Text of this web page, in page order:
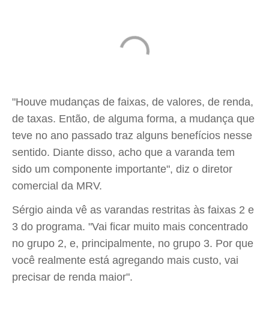
"Houve mudanças de faixas, de valores, de renda,
de taxas. Então, de alguma forma, a mudança que
teve no ano passado traz alguns benefícios nesse
sentido. Diante disso, acho que a varanda tem
sido um componente importante", diz o diretor
comercial da MRV.
Sérgio ainda vê as varandas restritas às faixas 2 e
3 do programa. "Vai ficar muito mais concentrado
no grupo 2, e, principalmente, no grupo 3. Por que
você realmente está agregando mais custo, vai
precisar de renda maior".